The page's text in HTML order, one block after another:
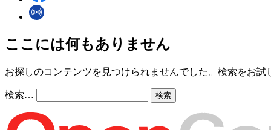
ここには何もありません
お探しのコンテンツを見つけられませんでした。検索をお試
検索…